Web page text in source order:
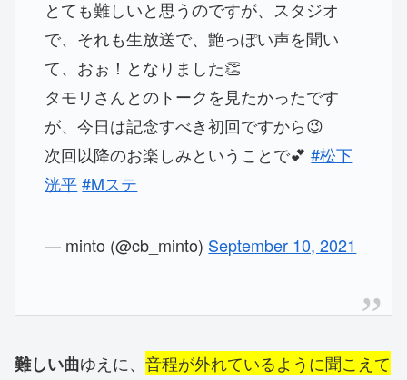
とても難しいと思うのですが、スタジオ
で、それも生放送で、艶っぽい声を聞い
て、おぉ！となりました👏
タモリさんとのトークを見たかったです
が、今日は記念すべき初回ですから😉
次回以降のお楽しみということで💕#松下
洸平 #Mステ
— minto (@cb_minto) September 10, 2021
難しい曲ゆえに、 音程が外れているように聞こえて